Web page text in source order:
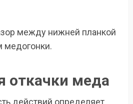
между нижней планкой
медогонки.
откачки меда
действий определяет